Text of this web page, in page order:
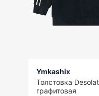
Ymkashix
Толстовка
графитовая